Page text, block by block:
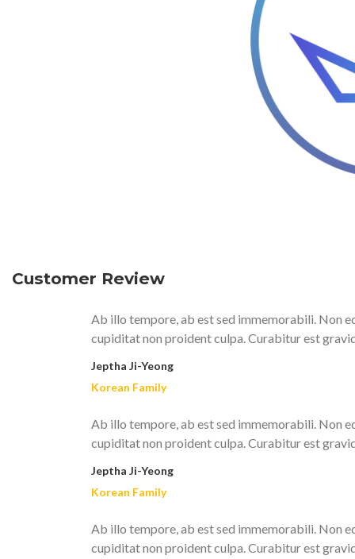
Customer Review
Ab illo tempore, ab est sed immemorabili. Non
cupiditat non proident culpa. Curabitur est
Jeptha Ji-Yeong
Korean Family
Ab illo tempore, ab est sed immemorabili. Non
cupiditat non proident culpa. Curabitur est
Jeptha Ji-Yeong
Korean Family
Ab illo tempore, ab est sed immemorabili. Non
cupiditat non proident culpa. Curabitur est